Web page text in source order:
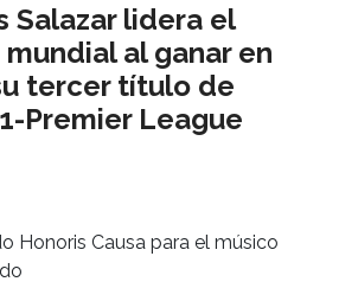
Salazar lidera el
al ganar en
tercer título de
Premier League